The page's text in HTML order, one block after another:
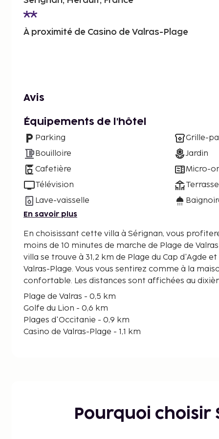
À proximité de Casino de Valras-Plage
Avis
Équipements de l'hôtel
Parking
Bouilloire
Cafetière
Télévision
Lave-vaisselle
Grille-
Jardin
Micro-
Terrasse
En savoir plus
En choisissant cette villa à Sérignan, vous
moins de 10 minutes de marche de Plage de Valras et
villa se trouve à 31,2 km de Plage du Cap d'Agde et
Valras-Plage. Vous vous sentirez comme à la
confortable. Les distances sont affichées au
Plage de Valras - 0,5 km
Golfe du Lion - 0,6 km
Plages d'Occitanie - 0,9 km
Casino de Valras-Plage - 1,1 km
Musée régional d'art contemporain Occitanie /
Pourquoi choisir